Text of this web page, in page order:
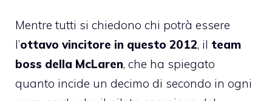
Mentre tutti si chiedono chi potrà essere
l’ottavo vincitore in questo 2012, il team
boss della McLaren, che ha spiegato
quanto incide un decimo di secondo in ogni